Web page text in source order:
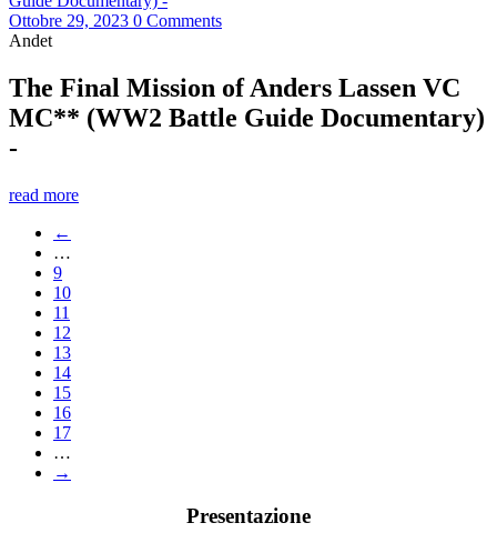
Ottobre 29, 2023 0 Comments
Andet
The Final Mission of Anders Lassen VC
MC** (WW2 Battle Guide Documentary)
-
read more
←
…
9
10
11
12
13
14
15
16
17
…
→
Presentazione